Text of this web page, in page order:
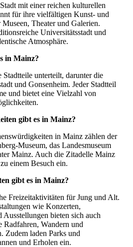
mit einer reichen kulturellen
für ihre vielfältigen Kunst- und
Theater und Galerien.
Universitätsstadt und
Atmosphäre.
in Mainz?
unterteilt, darunter die
und Gonsenheim. Jeder Stadtteil
und bietet eine Vielzahl von
gibt es in Mainz?
in Mainz zählen der
Museum, das Landesmuseum
Mainz. Auch die Zitadelle Mainz
einem Besuch ein.
gibt es in Mainz?
Freizeitaktivitäten für Jung und Alt.
wie Konzerten,
bieten sich auch
Wandern und
Zudem laden Parks und
und Erholen ein.